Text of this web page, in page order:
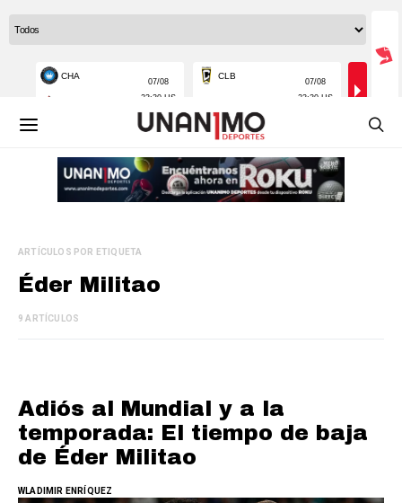
ARTÍCULOS POR ETIQUETA
Éder Militao
9 ARTÍCULOS
Adiós al Mundial y a la
temporada: El tiempo de baja
de Éder Militao
WLADIMIR ENRÍQUEZ